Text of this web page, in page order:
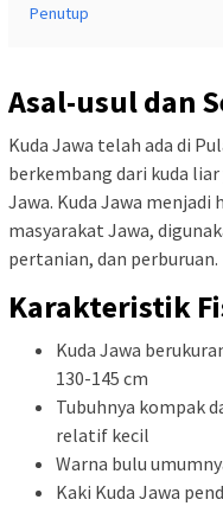
Penutup
Asal-usul dan
Kuda Jawa telah ada di
berkembang dari kuda
Jawa. Kuda Jawa
masyarakat Jawa,
pertanian, dan perburuan.
Karakteristik
Kuda Jawa
130-145 cm
Tubuhnya kompak
relatif kecil
Warna bulu
Kaki Kuda Jawa